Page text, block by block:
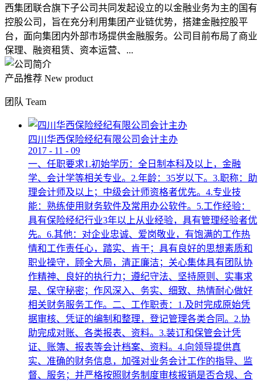
西集团联合旗下子公司共同发起设立的以金融业务为主的国有
控股公司，旨在充分利用集团产业链优势，搭建金融控股平
台，面向集团内外部市场提供金融服务。公司目前布局了商业
保理、融资租赁、资本运营、...
产品推荐 New product
团队 Team
四川华西保险经纪有限公司会计主办
2017 - 11 - 09
一、任职要求1.初始学历：全日制本科及以上，金融
学、会计学等相关专业。2.年龄：35岁以下。3.职称：助
理会计师及以上；中级会计师资格者优先。4.专业技
能：熟练使用财务软件及常用办公软件。5.工作经验：
具有保险经纪行业3年以上从业经验，具有管理经验者优
先。6.其他：对企业忠诚、爱岗敬业，有饱满的工作热
情和工作责任心，踏实、肯干；具有良好的思想素质和
职业操守，顾全大局，清正廉洁；关心集体具有团队协
作精神、良好的执行力；遵纪守法、坚持原则、实事求
是、保守秘密；作风深入、务实、细致、热情耐心做好
相关财务服务工作。二、工作职责：1.及时完成原始凭
据审核、凭证的编制和整理，登记管理各类合同。2.协
助完成对账、各类报表、资料。3.装订和保管会计凭
证、账簿、报表等会计档案、资料。4.向领导提供真
实、准确的财务信息，加强对业务会计工作的指导、监
督、服务；并严格按照财务制度审核报销是否合规、合